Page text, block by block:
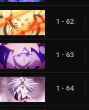
1 - 62
1 - 63
1 - 64